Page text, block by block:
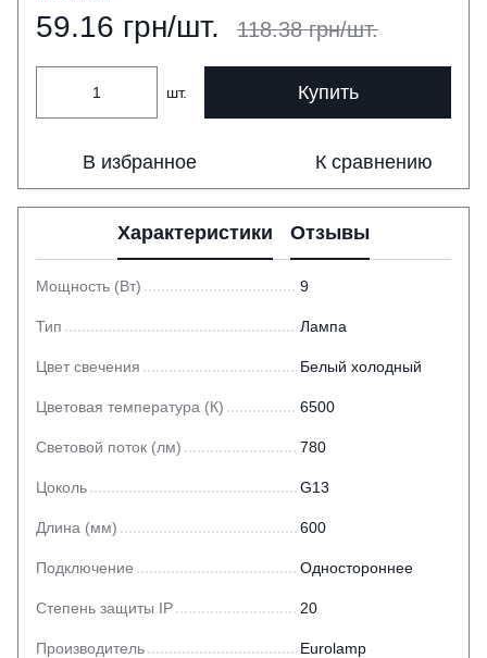
59.16 грн/шт. 118.38 грн/шт.
шт. Купить
В избранное К сравнению
Характеристики Отзывы
Мощность (Вт) 9
Тип Лампа
Цвет свечения Белый холодный
Цветовая температура (К) 6500
Световой поток (лм) 780
Цоколь G13
Длина (мм) 600
Подключение Одностороннее
Степень защиты IP 20
Производитель Eurolamp